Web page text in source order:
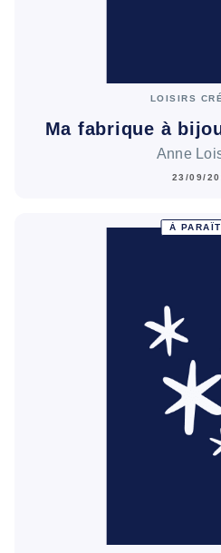
LOISIRS
Ma fabrique à
Anne
23/09/
À